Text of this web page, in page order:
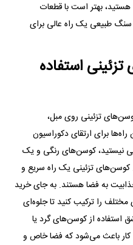
هستید، بهتر است با قطعات
طبیعی یک راه عالی برای
استفاده
تزئینی روی مبل،
برای ارتقای دکوراسیون
نیستید، کوسن‌های رنگی و یک
کوسن‌های تزئینی یک راه سریع و
به فضا هستند. به جای خرید
را ترکیب کنید تا جلوه‌ای
استفاده از کوسن‌های گرد یا
کار باعث می‌شود که فضا خاص و